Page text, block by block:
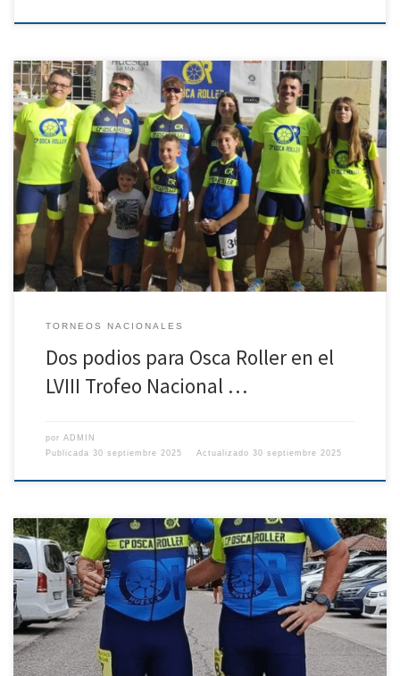
Este sábado se disputó el mítico LVIII Trofeo Ibercaja Ciudad de
Zaragoza, celebrado en el patinódromo de La Bozada. La cita reunió
a 236 patinadores de 28 clubes procedentes de toda la geografía
española, en un evento de altísimo nivel que contó con la
participación del campeón del mundo Patxi […]
TORNEOS NACIONALES
Dos podios para Osca Roller en el
LVIII Trofeo Nacional …
por ADMIN
Publicada 30 septiembre 2025 Actualizado 30 septiembre 2025
El pasado sábado 20 de julio, se disputó por primera vez la 21K Rural
Roller Villa de Olmedo, una prueba de media maratón sobre patines
que reunió a 250 deportistas llegados de todos los rincones de
España. La organización corrió a cargo de la asociación Valladolid
Patina, que preparó un […]